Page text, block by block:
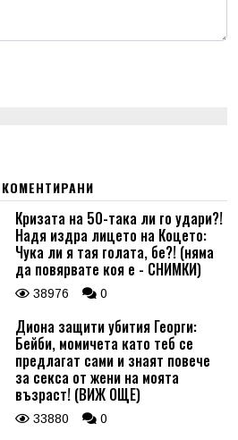
Кризата на 50-така ли го удари?!
Надя издра лицето на Коцето:
Чука ли я тая голата, бе?! (няма
да повярвате коя е - СНИМКИ)
38976 0
Диона защити убития Георги:
Бейби, момичета като теб се
предлагат сами и знаят повече
за секса от жени на моята
възраст! (ВИЖ ОЩЕ)
33880 0